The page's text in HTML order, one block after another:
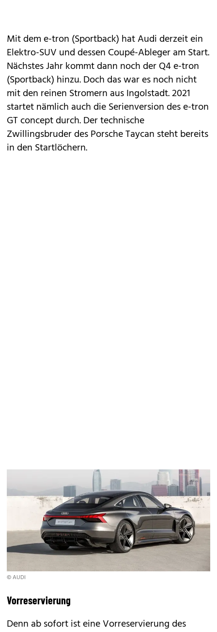
Mit deme-tron (Sportback) hatAudiderzeit ein
Elektro-SUV und dessen Coupé-Ableger am Start.
Nächstes Jahr kommt dann noch derQ4 e-tron
(Sportback) hinzu. Doch das war es noch nicht
mit den reinen Stromern aus Ingolstadt. 2021
startet nämlich auch die Serienversion dese-tron
GT conceptdurch. Der technische
Zwillingsbruder des PorscheTaycan steht bereits
in den Startlöchern.
© AUDI
Vorreservierung
Denn ab sofort ist eine Vorreservierung des